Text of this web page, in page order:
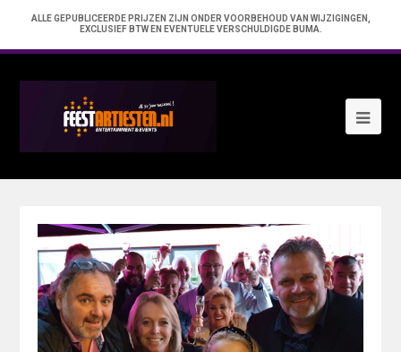
ALLE GEPUBLICEERDE PRIJZEN ZIJN ONDER VOORBEHOUD VAN WIJZIGINGEN,
EXCLUSIEF BTW EN EVENTUELE VERSCHULDIGDE BUMA.